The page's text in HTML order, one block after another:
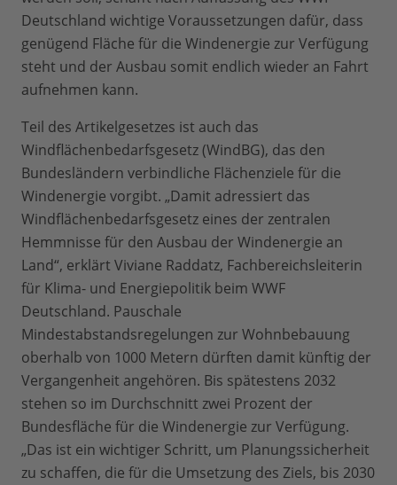
Deutschland wichtige Voraussetzungen dafür, dass
genügend Fläche für die Windenergie zur Verfügung
steht und der Ausbau somit endlich wieder an Fahrt
aufnehmen kann.
Teil des Artikelgesetzes ist auch das
Windflächenbedarfsgesetz (WindBG), das den
Bundesländern verbindliche Flächenziele für die
Windenergie vorgibt. „Damit adressiert das
Windflächenbedarfsgesetz eines der zentralen
Hemmnisse für den Ausbau der Windenergie an
Land“, erklärt Viviane Raddatz, Fachbereichsleiterin
für Klima- und Energiepolitik beim WWF
Deutschland. Pauschale
Mindestabstandsregelungen zur Wohnbebauung
oberhalb von 1000 Metern dürften damit künftig der
Vergangenheit angehören. Bis spätestens 2032
stehen so im Durchschnitt zwei Prozent der
Bundesfläche für die Windenergie zur Verfügung.
„Das ist ein wichtiger Schritt, um Planungssicherheit
zu schaffen, die für die Umsetzung des Ziels, bis 2030